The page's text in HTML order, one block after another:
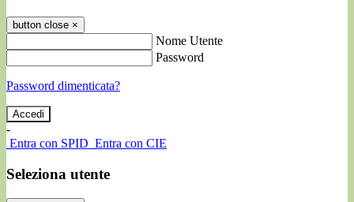
button close ×
Nome Utente
Password
Password dimenticata?
-
Entra con SPID Entra con CIE
Seleziona utente